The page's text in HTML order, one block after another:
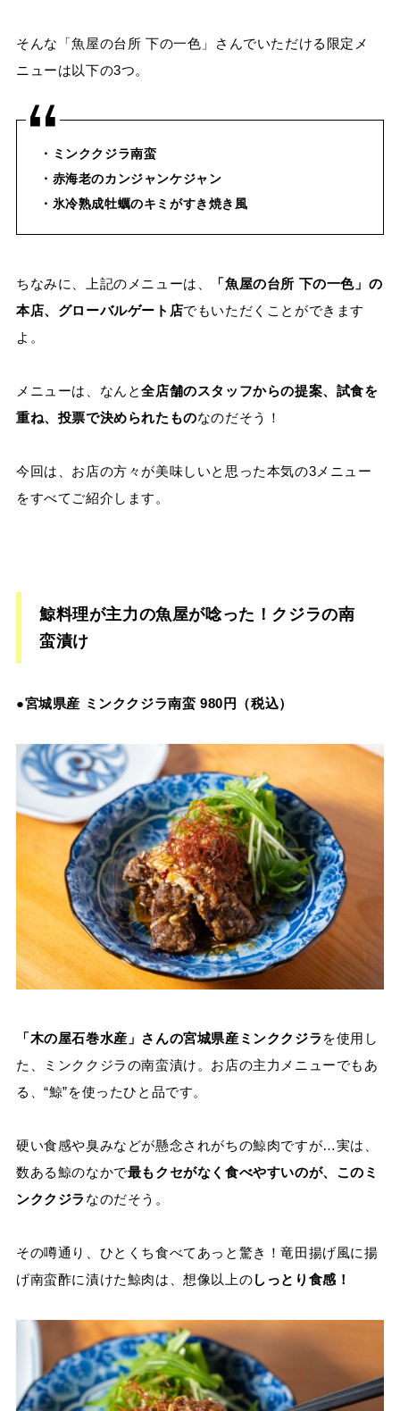
そんな「魚屋の台所 下の一色」さんでいただける限定メ
ニューは以下の3つ。
・ミンククジラ南蛮
・赤海老のカンジャンケジャン
・氷冷熟成牡蠣のキミがすき焼き風
ちなみに、上記のメニューは、
「魚屋の台所 下の一色」の
本店、グローバルゲート店でもいただくことができます
よ。
メニューは、なんと全店舗のスタッフからの提案、試食を
重ね、投票で決められたものなのだそう！
今回は、お店の方々が美味しいと思った本気の3メニュー
をすべてご紹介します。
鯨料理が主力の魚屋が唸った！クジラの南
蛮漬け
●宮城県産 ミンククジラ南蛮 980円（税込）
「木の屋石巻水産」さんの宮城県産ミンククジラを使用し
た、ミンククジラの南蛮漬け。お店の主力メニューでもあ
る、“鯨”を使ったひと品です。
硬い食感や臭みなどが懸念されがちの鯨肉ですが…実は、
数ある鯨のなかで最もクセがなく食べやすいのが、このミ
ンククジラなのだそう。
その噂通り、ひとくち食べてあっと驚き！竜田揚げ風に揚
げ南蛮酢に漬けた鯨肉は、想像以上のしっとり食感！